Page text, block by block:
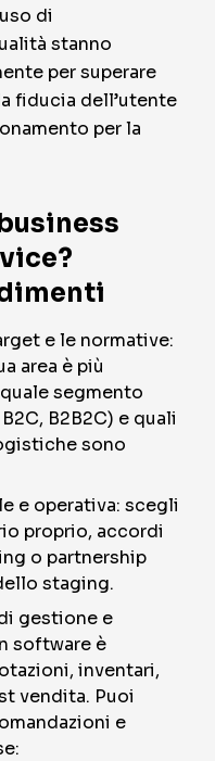
di
stanno
per superare
fiducia dell’utente
per la
e le normative:
area è più
segmento
B2B2C) e quali
sono
e operativa: scegli
proprio, accordi
o partnership
staging.
gestione e
software è
inventari,
vendita. Puoi
e